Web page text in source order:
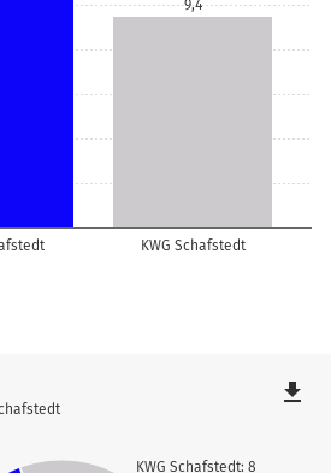
KWG Schafstedt
9,4
KWG Schafstedt: 8
file_download